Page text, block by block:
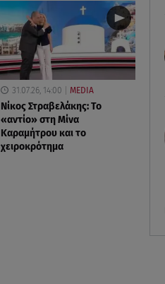
31.07.26, 14:00 MEDIA
Νίκος Στραβελάκης: Το
«αντίο» στη Μίνα
Καραμήτρου και το
χειροκρότημα